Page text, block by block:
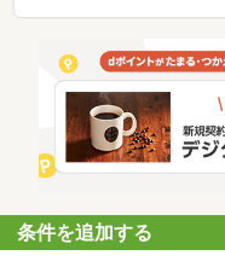
条件を追加する